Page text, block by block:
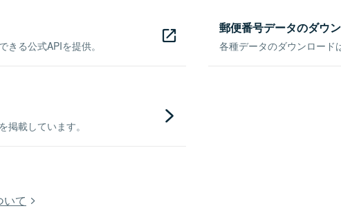
る公式APIを提供。
郵便番号データのダウ
各種データのダウンロード
載しています。
て